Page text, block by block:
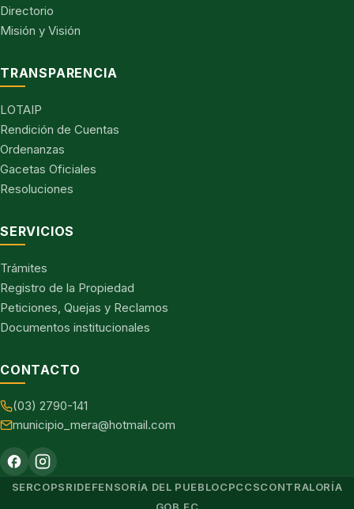
Directorio
Misión y Visión
TRANSPARENCIA
LOTAIP
Rendición de Cuentas
Ordenanzas
Gacetas Oficiales
Resoluciones
SERVICIOS
Trámites
Registro de la Propiedad
Peticiones, Quejas y Reclamos
Documentos institucionales
CONTACTO
(03) 2790-141
municipio_mera@hotmail.com
SERCOPSRIDEFENSORÍA DEL PUEBLOCPCCSCONTRALORÍA